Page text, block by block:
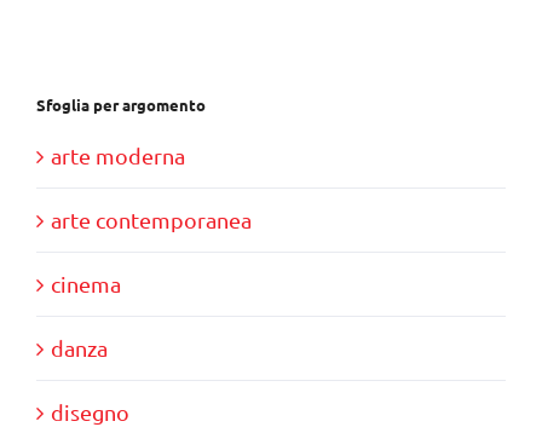
Sfoglia per argomento
arte moderna
arte contemporanea
cinema
danza
disegno